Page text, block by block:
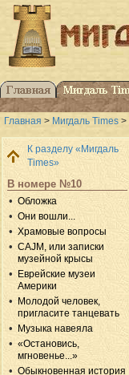
Главная > Мигдаль Times >
К разделу «Мигдаль
Times»
В номере №10
Обложка
Они вошли...
Храмовые вопросы
CAJM, или записки
музейной крысы
Еврейские музеи
Америки
Молодой человек,
пригласите танцевать
Музыка навеяла
«Остановись,
мгновенье...»
Обыкновенная история